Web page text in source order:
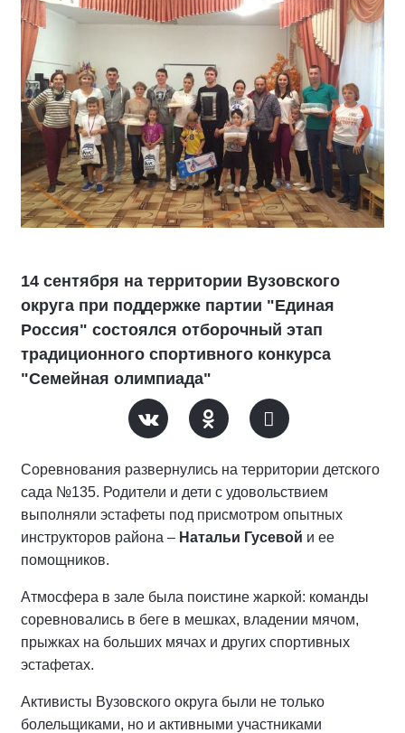
14 сентября на территории Вузовского
округа при поддержке партии "Единая
Россия" состоялся отборочный этап
традиционного спортивного конкурса
"Семейная олимпиада"
Соревнования развернулись на территории детского
сада №135. Родители и дети с удовольствием
выполняли эстафеты под присмотром опытных
инструкторов района – Натальи Гусевой и ее
помощников.
Атмосфера в зале была поистине жаркой: команды
соревновались в беге в мешках, владении мячом,
прыжках на больших мячах и других спортивных
эстафетах.
Активисты Вузовского округа были не только
болельщиками, но и активными участниками